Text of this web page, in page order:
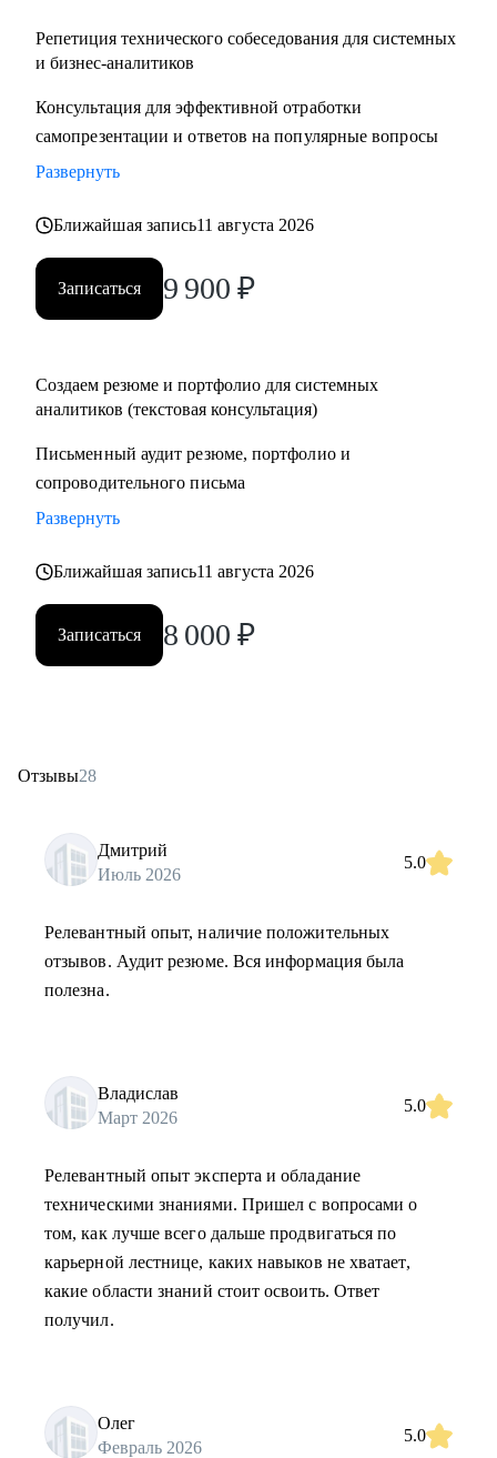
Репетиция технического собеседования для системных
и бизнес-аналитиков
Консультация для эффективной отработки
самопрезентации и ответов на популярные вопросы
Развернуть
Ближайшая запись11 августа 2026
Записаться 9 900 ₽
Создаем резюме и портфолио для системных
аналитиков (текстовая консультация)
Письменный аудит резюме, портфолио и
сопроводительного письма
Развернуть
Ближайшая запись11 августа 2026
Записаться 8 000 ₽
Отзывы28
Дмитрий
Июль 2026
5.0
Релевантный опыт, наличие положительных
отзывов. Аудит резюме. Вся информация была
полезна.
Владислав
Март 2026
5.0
Релевантный опыт эксперта и обладание
техническими знаниями. Пришел с вопросами о
том, как лучше всего дальше продвигаться по
карьерной лестнице, каких навыков не хватает,
какие области знаний стоит освоить. Ответ
получил.
Олег
Февраль 2026
5.0